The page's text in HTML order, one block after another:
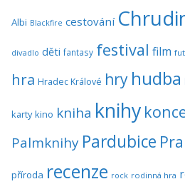
Albi Blackfire cestování
divadlo děti fantasy festival film
hra Hradec Králové hry hudba
karty kino kniha knihy
Palmknihy Pardubice
příroda recenze rock rodinná hra